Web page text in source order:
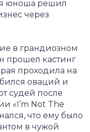
юноша решил
через
в грандиозном
прошел кастинг
проходила на
оваций и
судей после
«I’m Not The
что ему было
в чужой